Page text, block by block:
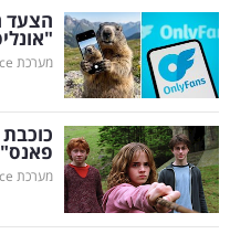
דיגיטל
וטק
שיווק
ופרסום
משפט
הצעד
מערכת ice
מערכת ice